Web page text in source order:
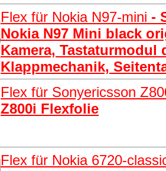
Flex für Nokia N97-mini -
Nokia N97 Mini black
Kamera, Tastaturmodul
Klappmechanik,
Flex für Sonyericsson
Z800i Flexfolie
Flex für Nokia 6720-